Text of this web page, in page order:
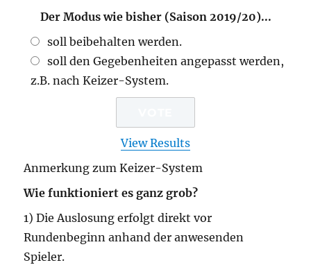
Der Modus wie bisher (Saison 2019/20)...
soll beibehalten werden.
soll den Gegebenheiten angepasst werden,
z.B. nach Keizer-System.
View Results
Anmerkung zum Keizer-System
Wie funktioniert es ganz grob?
1) Die Auslosung erfolgt direkt vor
Rundenbeginn anhand der anwesenden
Spieler.